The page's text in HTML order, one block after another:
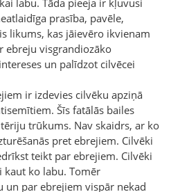
labu. Tāda pieeja ir kļuvusi
prasība, pavēle,
likums, kas jāievēro ikvienam
ebreju visgrandiozāko
un palīdzot cilvēcei
ir izdevies cilvēku apziņā
Šīs fatālās bailes
trūkums. Nav skaidrs, ar ko
pret ebrejiem. Cilvēki
teikt par ebrejiem. Cilvēki
ko labu. Tomēr
un par ebrejiem vispār nekad